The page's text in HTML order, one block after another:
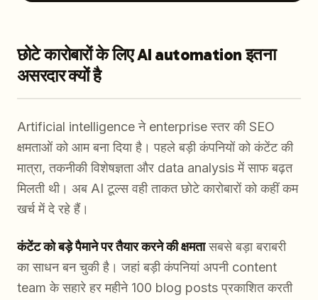
छोटे कारोबारों के लिए AI automation इतना
असरदार क्यों है
Artificial intelligence ने enterprise स्तर की SEO
क्षमताओं को आम बना दिया है। पहले बड़ी कंपनियों को कंटेंट की
मात्रा, तकनीकी विशेषज्ञता और data analysis में साफ बढ़त
मिलती थी। अब AI टूल्स वही ताकत छोटे कारोबारों को कहीं कम
खर्च में दे रहे हैं।
कंटेंट को बड़े पैमाने पर तैयार करने की क्षमतासबसे बड़ा बराबरी
का साधन बन चुकी है। जहां बड़ी कंपनियां अपनी content
team के सहारे हर महीने 100 blog posts प्रकाशित करती